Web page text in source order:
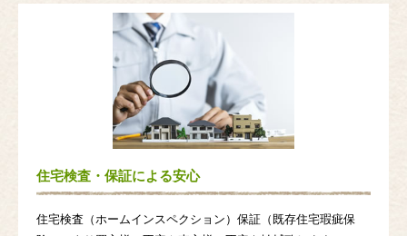
住宅検査・保証による安心
住宅検査（ホームインスペクション）保証（既存住宅瑕疵保